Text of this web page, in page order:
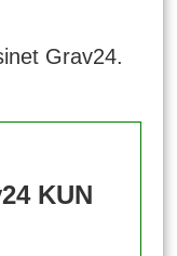
Grav24.
KUN